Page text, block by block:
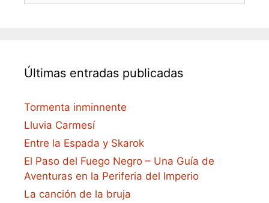
Últimas entradas publicadas
Tormenta inminnente
Lluvia Carmesí
Entre la Espada y Skarok
El Paso del Fuego Negro – Una Guía de
Aventuras en la Periferia del Imperio
La canción de la bruja